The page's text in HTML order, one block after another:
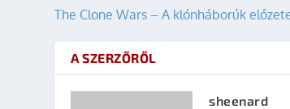
The Clone Wars – A klónháborúk
A SZERZŐRŐL
sheenard